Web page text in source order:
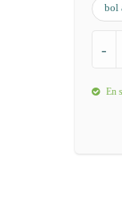
bol
-
En